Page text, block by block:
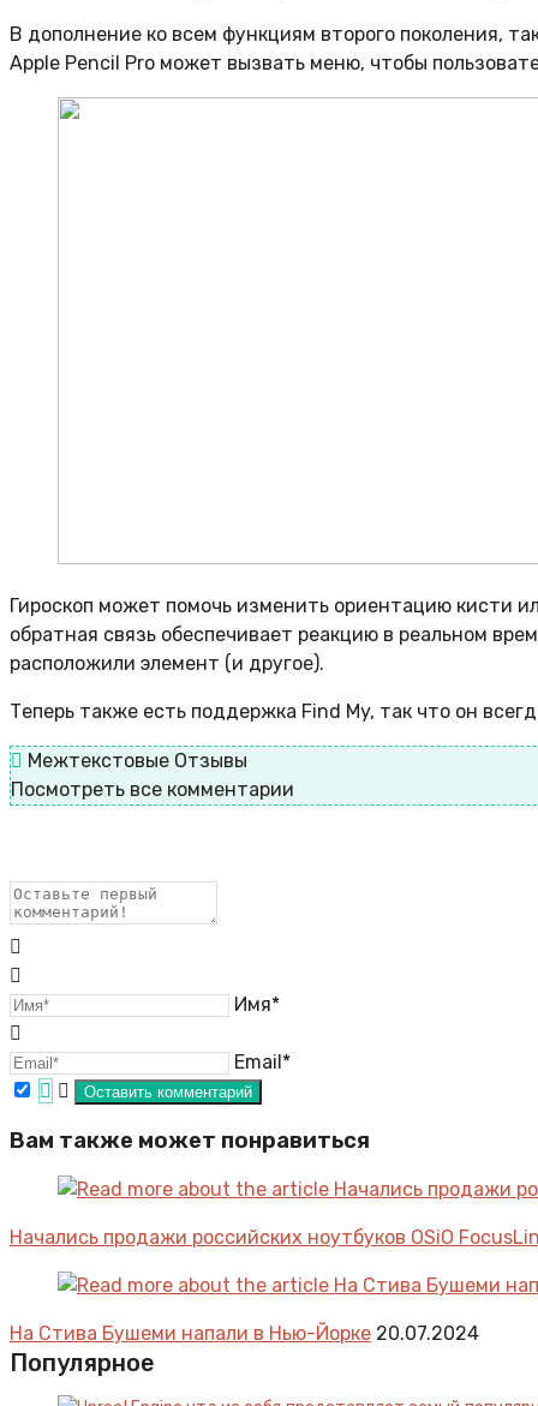
В дополнение ко всем функциям второго поколения,
Apple Pencil Pro может вызвать меню, чтобы
Гироскоп может помочь изменить ориентацию кисти
обратная связь обеспечивает реакцию в реальном
расположили элемент (и другое).
Теперь также есть поддержка Find My, так что он
Межтекстовые Отзывы
Посмотреть все комментарии
Имя*
Email*
Вам также может понравиться
Начались продажи российских ноутбуков OSiO
На Стива Бушеми напали в Нью-Йорке 20.07.2024
Популярное